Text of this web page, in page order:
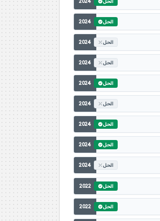
2024 الحل
2024 الحل
2024 الحل
2024 الحل
2024 الحل
2024 الحل
2024 الحل
2024 الحل
2022 الحل
2022 الحل